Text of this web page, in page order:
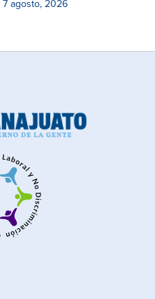
7 agosto, 2026